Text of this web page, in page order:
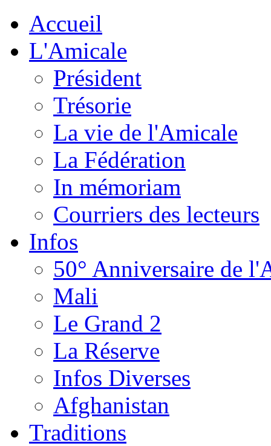
Accueil
L'Amicale
Président
Trésorie
La vie de l'Amicale
La Fédération
In mémoriam
Courriers des lecteurs
Infos
50° Anniversaire de
Mali
Le Grand 2
La Réserve
Infos Diverses
Afghanistan
Traditions